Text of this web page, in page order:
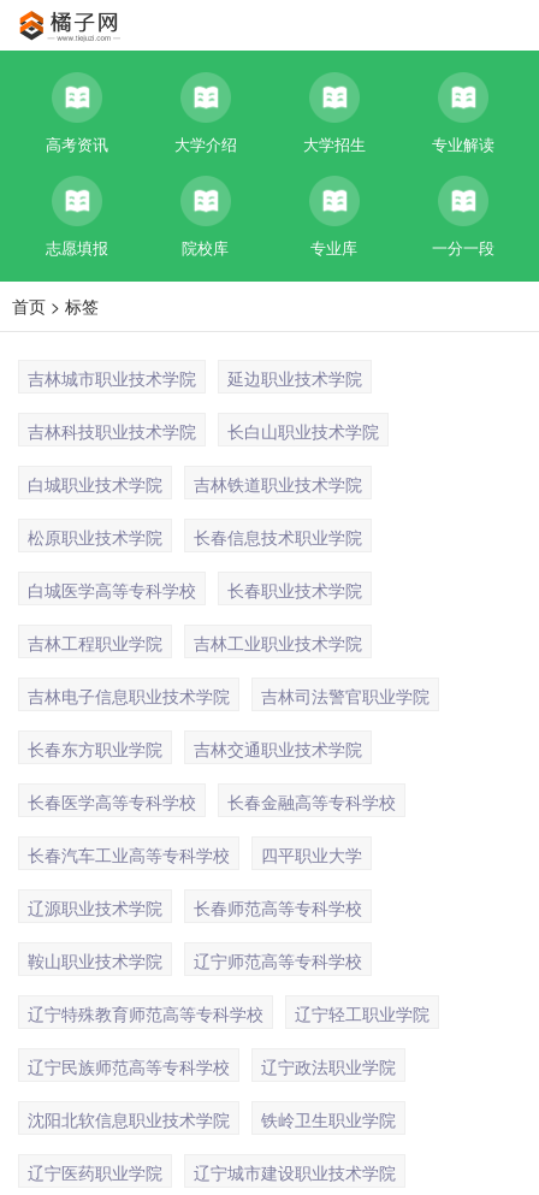
高考资讯 大学介绍 大学招生 专业解读
志愿填报 院校库 专业库 一分一段
首页 > 标签
吉林城市职业技术学院 延边职业技术学院
吉林科技职业技术学院 长白山职业技术学院
白城职业技术学院 吉林铁道职业技术学院
松原职业技术学院 长春信息技术职业学院
白城医学高等专科学校 长春职业技术学院
吉林工程职业学院 吉林工业职业技术学院
吉林电子信息职业技术学院 吉林司法警官职业学院
长春东方职业学院 吉林交通职业技术学院
长春医学高等专科学校 长春金融高等专科学校
长春汽车工业高等专科学校 四平职业大学
辽源职业技术学院 长春师范高等专科学校
鞍山职业技术学院 辽宁师范高等专科学校
辽宁特殊教育师范高等专科学校 辽宁轻工职业学院
辽宁民族师范高等专科学校 辽宁政法职业学院
沈阳北软信息职业技术学院 铁岭卫生职业学院
辽宁医药职业学院 辽宁城市建设职业技术学院